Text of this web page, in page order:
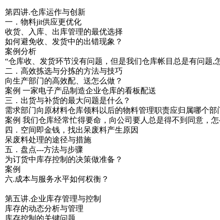
第四讲.仓库运作与创新
一．物料jit供应更优化
收货、入库、出库管理的最优选择
如何避免收、发货中的出错现象？
案例分析
“仓库收、发货环节没有问题，但是我们仓库帐目总是有问题,
二．高效拣选与分拣的方法与技巧
向生产部门的高效配、送怎么做？
案例 一家电子产品制造企业仓库的看板配送
三．出货与补货的最大问题是什么？
需求部门向原材料仓库领料以后的物料管理职责应归属哪个部
案例 我们仓库经常忙得要命，向公司要人总是得不到同意，怎
四．空间即金钱，找出呆废料产生原因
呆废料处理的途径与措施
五．盘点---方法与步骤
为订货中库存控制的决策做准备？
案例
六.成本与服务水平如何权衡？
第五讲.企业库存管理与控制
库存的动态分析与管理
库存控制的关键问题